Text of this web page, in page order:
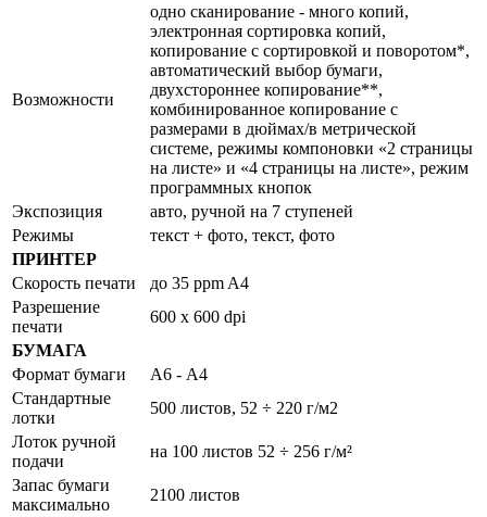
Возможности
одно сканирование - много копий,
электронная сортировка копий,
копирование с сортировкой и поворотом*,
автоматический выбор бумаги,
двухстороннее копирование**,
комбинированное копирование с
размерами в дюймах/в метрической
системе, режимы компоновки «2 страницы
на листе» и «4 страницы на листе», режим
программных кнопок
Экспозиция
авто, ручной на 7 ступеней
Режимы
текст + фото, текст, фото
ПРИНТЕР
Скорость печати
до 35 ppm A4
Разрешение
печати
600 x 600 dpi
БУМАГА
Формат бумаги
А6 - А4
Стандартные
лотки
500 листов, 52 ÷ 220 г/м2
Лоток ручной
подачи
на 100 листов 52 ÷ 256 г/м²
Запас бумаги
максимально
2100 листов